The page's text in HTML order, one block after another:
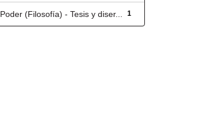
1
Poder (Filosofía) - Tesis y diser...